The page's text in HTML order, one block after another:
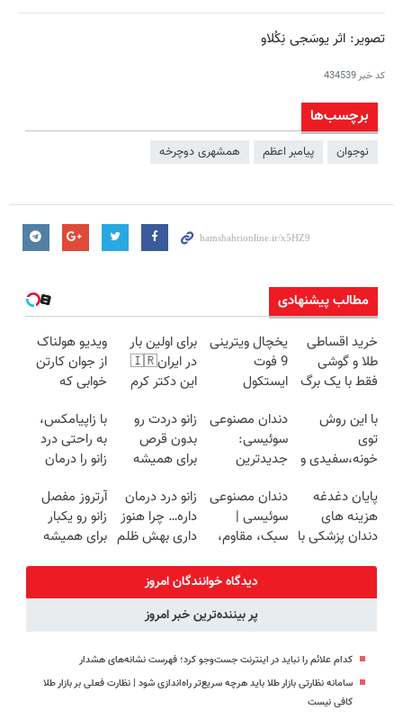
تصویر: اثر یوسَجی نِکُلاو
کد خبر434539
برچسب‌ها
نوجوان پیامبر اعظم همشهری دوچرخه
مطالب پیشنهادی
خرید اقساطی
طلا و گوشی
فقط با یک برگ
یخچال ویترینی
9 فوت
ایستکول
برای اولین بار
در ایران🇮🇷
این دکتر کرم
روزه ساخت!
ویدیو هولناک
از جوان کارتن
خوابی که
آموزش رایگان
با این روش
توی
خونه،سفیدی و
برگردون
(40%off)
دندان مصنوعی
سوئیسی:
جدیدترین
سبک و مقاوم |
پرداخت قسطی
زانو دردت رو
بدون قرص
برای همیشه
اول،
پرسش‌نامه)
با زاپیامکس،
به راحتی درد
زانو را درمان
پایان دغدغه
هزینه های
دندان پزشکی با
دندان مصنوعی
سوئیسی |
سبک، مقاوم،
رایگان+پرداخت
اقساطی😍
زانو درد درمان
داره… چرا هنوز
داری بهش ظلم
آرتروز مفصل
زانو رو یکبار
برای همیشه
دیدگاه خوانندگان امروز
پر بیننده‌ترین خبر امروز
کدام علائم را نباید در اینترنت جست‌وجو کرد؛ فهرست نشانه‌های هشدار
سامانه نظارتی بازار طلا باید هرچه سریع‌تر راه‌اندازی شود | نظارت فعلی بر بازار طلا
کافی نیست